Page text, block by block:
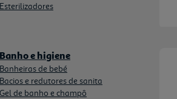
Esterilizadores
Banho e higiene
Banheiras de bebé
Bacios e redutores de sanita
Gel de banho e champô